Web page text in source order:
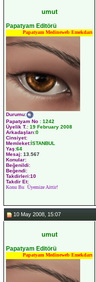
umut
Papatyam Editörü
Papatyam Medineweb Emekdarı
Durumu:
Papatyam No : 1242
Üyelik T.: 19 February 2008
Arkadaşları:0
Cinsiyet:
Memleket:İSTANBUL
Yaş:64
Mesaj: 13.567
Konular:
Beğenildi:
Beğendi:
Takdirleri:10
Takdir Et:
Konu Bu Üyemize Aittir!
10 May 2008, 15:07
umut
Papatyam Editörü
Papatyam Medineweb Emekdarı